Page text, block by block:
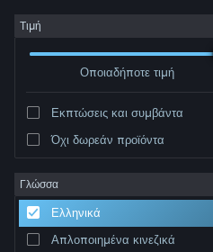
Σύνδεση
Κατάστημα
Σχετικά
Υποστήριξη
Τιμή
Οποιαδήποτε τιμή
Εκπτώσεις και συμβάντα
Όχι δωρεάν προϊόντα
Γλώσσα
Ελληνικά
Απλοποιημένα κινεζικά
Δημιουργός: Numakeis
Ταξινόμηση ανά